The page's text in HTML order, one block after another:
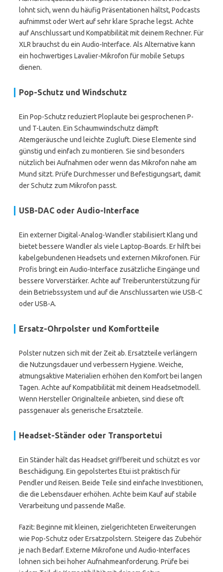
lohnt sich, wenn du häufig Präsentationen hältst, Podcasts
aufnimmst oder Wert auf sehr klare Sprache legst. Achte
auf Anschlussart und Kompatibilität mit deinem Rechner. Für
XLR brauchst du ein Audio-Interface. Als Alternative kann
ein hochwertiges Lavalier-Mikrofon für mobile Setups
dienen.
Pop-Schutz und Windschutz
Ein Pop-Schutz reduziert Ploplaute bei gesprochenen P-
und T-Lauten. Ein Schaumwindschutz dämpft
Atemgeräusche und leichte Zugluft. Diese Elemente sind
günstig und einfach zu montieren. Sie sind besonders
nützlich bei Aufnahmen oder wenn das Mikrofon nahe am
Mund sitzt. Prüfe Durchmesser und Befestigungsart, damit
der Schutz zum Mikrofon passt.
USB-DAC oder Audio-Interface
Ein externer Digital-Analog-Wandler stabilisiert Klang und
bietet bessere Wandler als viele Laptop-Boards. Er hilft bei
kabelgebundenen Headsets und externen Mikrofonen. Für
Profis bringt ein Audio-Interface zusätzliche Eingänge und
bessere Vorverstärker. Achte auf Treiberunterstützung für
dein Betriebssystem und auf die Anschlussarten wie USB-C
oder USB-A.
Ersatz-Ohrpolster und Komfortteile
Polster nutzen sich mit der Zeit ab. Ersatzteile verlängern
die Nutzungsdauer und verbessern Hygiene. Weiche,
atmungsaktive Materialien erhöhen den Komfort bei langen
Tagen. Achte auf Kompatibilität mit deinem Headsetmodell.
Wenn Hersteller Originalteile anbieten, sind diese oft
passgenauer als generische Ersatzteile.
Headset-Ständer oder Transportetui
Ein Ständer hält das Headset griffbereit und schützt es vor
Beschädigung. Ein gepolstertes Etui ist praktisch für
Pendler und Reisen. Beide Teile sind einfache Investitionen,
die die Lebensdauer erhöhen. Achte beim Kauf auf stabile
Verarbeitung und passende Maße.
Fazit: Beginne mit kleinen, zielgerichteten Erweiterungen
wie Pop-Schutz oder Ersatzpolstern. Steigere das Zubehör
je nach Bedarf. Externe Mikrofone und Audio-Interfaces
lohnen sich bei hoher Aufnahmeanforderung. Prüfe bei